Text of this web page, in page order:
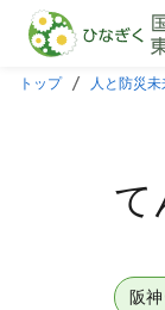
本文に飛ぶ
トップ 人と防災
て
阪